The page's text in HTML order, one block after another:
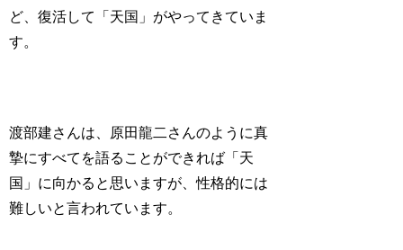
ど、復活して「天国」がやってきていま
す。
渡部建さんは、原田龍二さんのように真
摯にすべてを語ることができれば「天
国」に向かると思いますが、性格的には
難しいと言われています。